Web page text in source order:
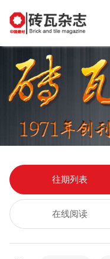
往期列表
在线阅读